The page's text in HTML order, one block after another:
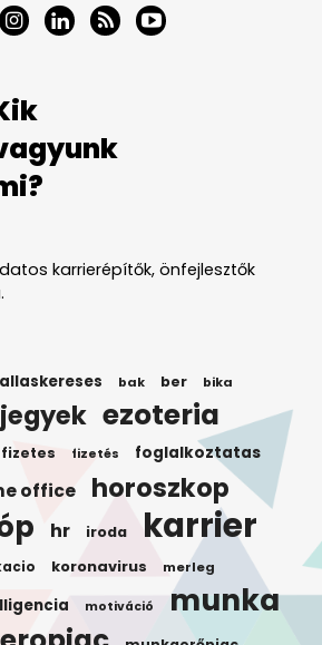
karrierépítők, önfejlesztők
allaskereses bak ber bika
ezoteria
fizetes fizetés foglalkoztatas
office horoszkop
hr iroda karrier
koronavirus merleg
motiváció munka